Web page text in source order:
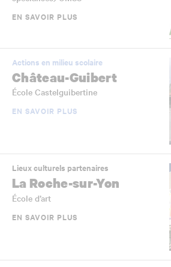
EN SAVOIR PLUS
Actions en milieu scolaire
Château-Guibert
École Castelguibertine
EN SAVOIR PLUS
Lieux culturels partenaires
La Roche-sur-Yon
École d’art
EN SAVOIR PLUS